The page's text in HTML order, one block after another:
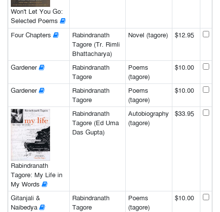
Won't Let You Go:
Selected Poems
Four Chapters
Rabindranath
Tagore (Tr. Rimli
Bhattacharya)
Novel (tagore) $12.95
Gardener
Rabindranath
Tagore
Poems
(tagore)
$10.00
Gardener
Rabindranath
Tagore
Poems
(tagore)
$10.00
Rabindranath
Tagore: My Life in
My Words
Rabindranath
Tagore (Ed Uma
Das Gupta)
Autobiography
(tagore)
$33.95
Gitanjali &
Naibedya
Rabindranath
Tagore
Poems
(tagore)
$10.00